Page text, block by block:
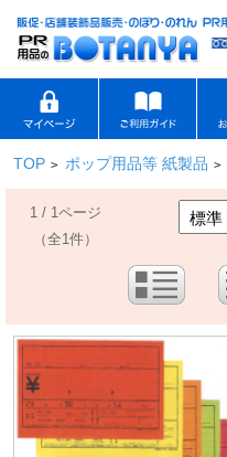
TOP > ポップ用品等 紙製品 >
1 / 1ページ
（全1件）